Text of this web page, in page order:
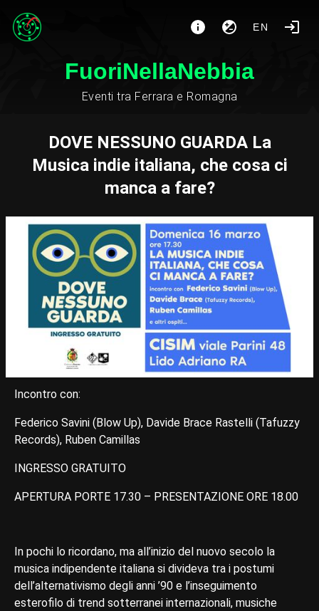
EN
FuoriNellaNebbia
Eventi tra Ferrara e Romagna
DOVE NESSUNO GUARDA La
Musica indie italiana, che cosa ci
manca a fare?
Incontro con:
Federico Savini (Blow Up), Davide Brace Rastelli (Tafuzzy
Records), Ruben Camillas
INGRESSO GRATUITO
APERTURA PORTE 17.30 – PRESENTAZIONE ORE 18.00
In pochi lo ricordano, ma all’inizio del nuovo secolo la
musica indipendente italiana si divideva tra i postumi
dell’alternativismo degli anni ’90 e l’inseguimento
esterofilo di trend sotterranei internazionali, musiche